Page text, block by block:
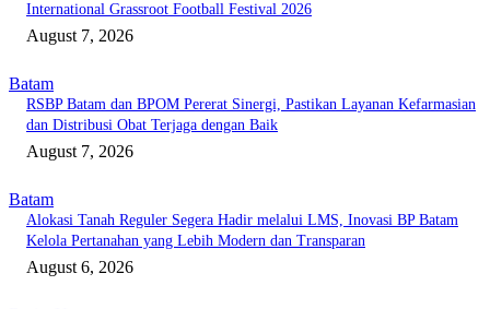
International Grassroot Football Festival 2026
August 7, 2026
Batam
RSBP Batam dan BPOM Pererat Sinergi, Pastikan Layanan Kefarmasian
dan Distribusi Obat Terjaga dengan Baik
August 7, 2026
Batam
Alokasi Tanah Reguler Segera Hadir melalui LMS, Inovasi BP Batam
Kelola Pertanahan yang Lebih Modern dan Transparan
August 6, 2026